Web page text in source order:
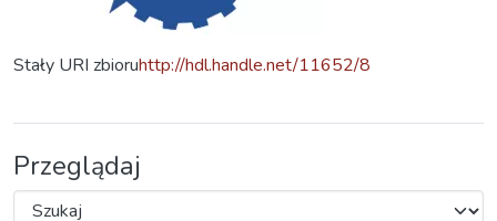
Stały URI zbioruhttp://hdl.handle.net/11652/8
Przeglądaj